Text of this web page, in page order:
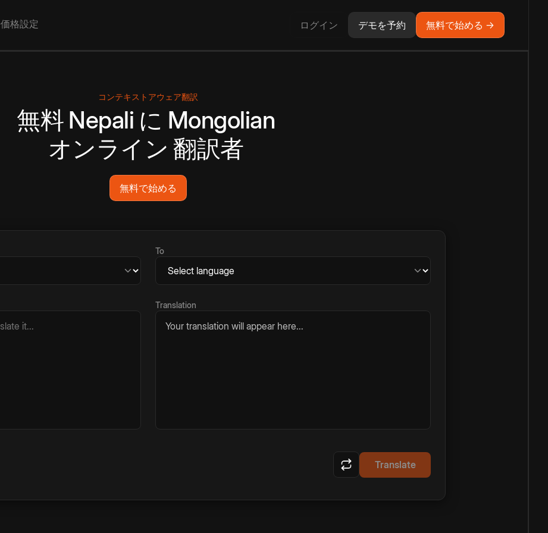
価格設定 ログイン デモを予約 無料で始める →
コンテキストアウェア翻訳
無料 Nepali に Mongolian
オンライン 翻訳者
無料で始める
To
Translation
Your translation will appear here...
Translate